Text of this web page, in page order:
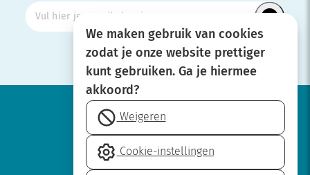
Werken bij
We maken gebruik van cookies
zodat je onze website prettiger
kunt gebruiken. Ga je hiermee
akkoord?
Weigeren
Cookie-instellingen